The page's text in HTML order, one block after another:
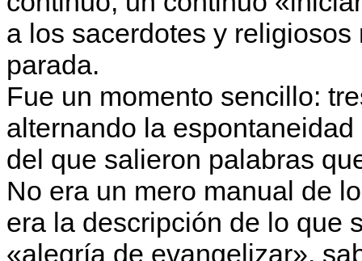
a los sacerdotes y
parada.
Fue un momento sencillo:
alternando la
del que salieron palabras
No era un mero manual de
era la descripción de lo que
«alegría de evangelizar»,